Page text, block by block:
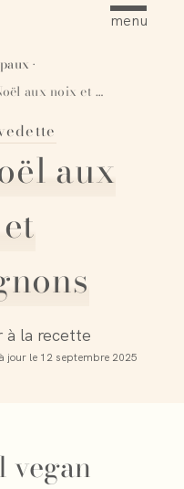
menu
·
Rôti de Noël aux noix et champignons
aux
à la recette
jour le 12 septembre 2025
vegan